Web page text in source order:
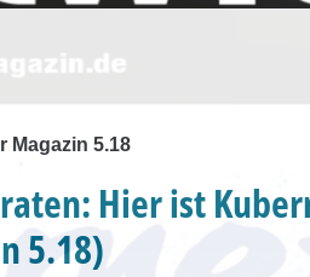
Magazin 5.18
Hier ist
5.18)